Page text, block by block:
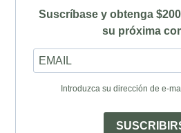
Suscríbase y obtenga
su próxima
Introduzca su dirección de e-